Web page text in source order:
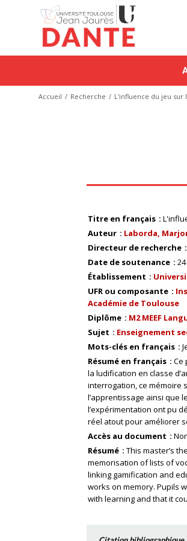
Accueil Recherche L'influence du jeu sur
Titre en français
Auteur
Laborda,
Directeur de recherche
Date de soutenance
Établissement
UFR ou composante
Académie de Toulouse
Diplôme
M2 MEEF
Sujet
Enseignement
Mots-clés en français
Résumé en français
Ce
la ludification en classe
interrogation, ce mémoire
l’apprentissage ainsi que
l’expérimentation ont pu
réel atout pour améliorer
Accès au document
Résumé
This master’s
memorisation of lists of
linking gamification and
works on memory. Pupils
with learning and that it